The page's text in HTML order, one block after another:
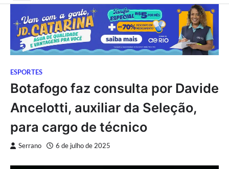
ESPORTES
Botafogo faz consulta por Davide
Ancelotti, auxiliar da Seleção,
para cargo de técnico
Serrano 6 de julho de 2025